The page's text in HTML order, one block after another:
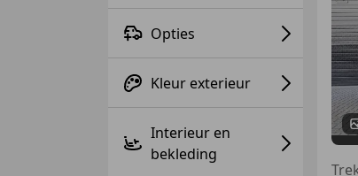
Opties
Kleur exterieur
Interieur en
bekleding